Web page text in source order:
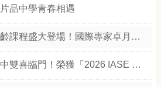
品中學青春相遇
私立育達高中-育達樂齡課程盛大登場！國際專家卓月蘭帶領樂齡族體驗綠色療癒力
數位實中-臺北數位實中雙喜臨門！榮獲「2026 IASE 教育影響力獎」雙楷模，以數位治理與無圍牆校園引領教育新典範